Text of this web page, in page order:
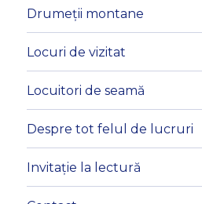
Drumeții montane
Locuri de vizitat
Locuitori de seamă
Despre tot felul de lucruri
Invitație la lectură